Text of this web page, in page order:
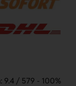
9.4 / 579 - 100%